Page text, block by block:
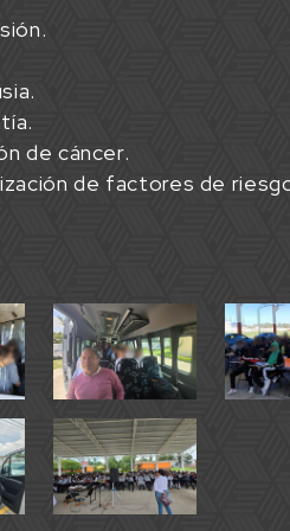
de cáncer.
de factores de